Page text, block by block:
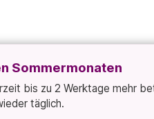
Sommermonaten
bis zu 2 Werktage mehr
täglich.